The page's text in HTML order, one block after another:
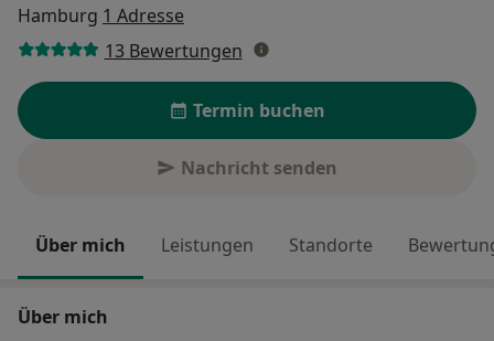
Hamburg 1 Adresse
13 Bewertungen
Termin buchen
Nachricht senden
Über mich Leistungen Standorte
Über mich